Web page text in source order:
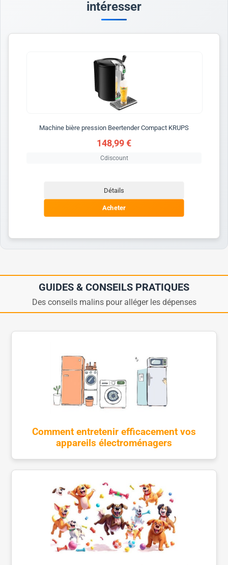
intéresser
Machine bière pression Beertender Compact KRUPS
148,99 €
Cdiscount
Détails
Acheter
GUIDES & CONSEILS PRATIQUES
Des conseils malins pour alléger les dépenses
Comment entretenir efficacement vos
appareils électroménagers